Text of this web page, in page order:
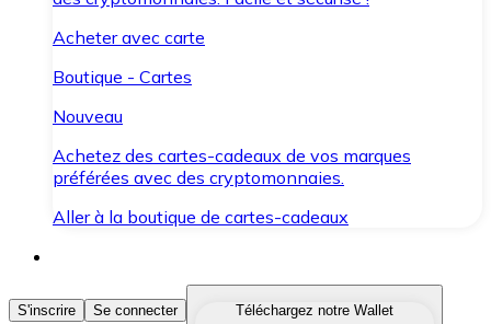
Acheter avec carte
Boutique - Cartes
Nouveau
Achetez des cartes-cadeaux de vos marques
préférées avec des cryptomonnaies.
Aller à la boutique de cartes-cadeaux
Acheter des Cryptomonnaies
S'inscrire Se connecter
Téléchargez notre Wallet